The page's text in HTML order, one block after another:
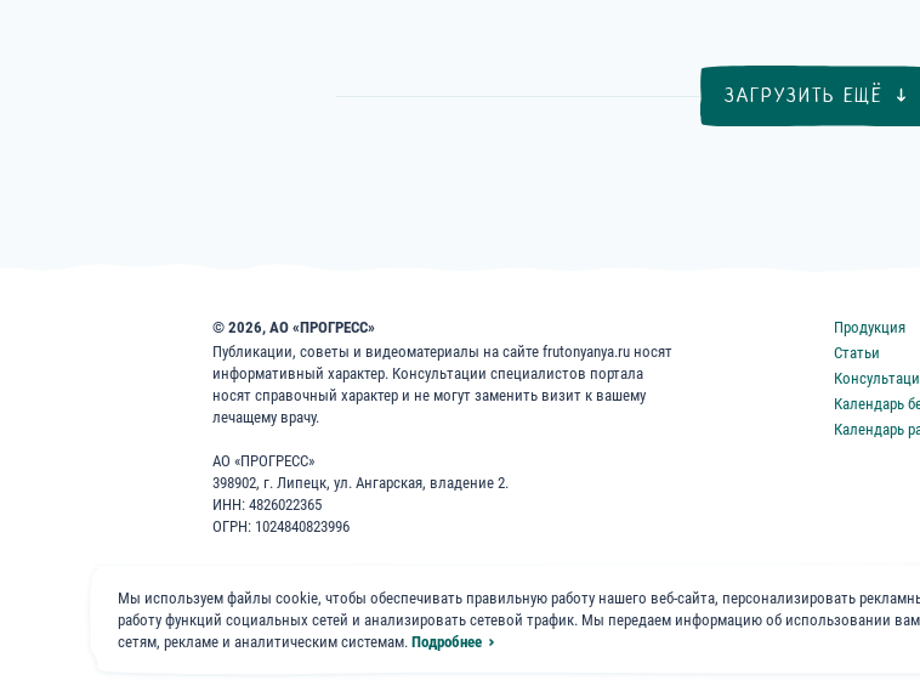
ЗАГРУЗИТЬ ЕЩЁ
© 2026, АО «ПРОГРЕСС»
Публикации, советы и видеоматериалы на сайте frutonyanya.ru носят
информативный характер. Консультации специалистов портала
носят справочный характер и не могут заменить визит к вашему
лечащему врачу.
АО «ПРОГРЕСС»
398902, г. Липецк, ул. Ангарская, владение 2.
ИНН: 4826022365
ОГРН: 1024840823996
Продукция
Статьи
Календарь
Календарь
8 800 200 1 400
Бесплатно для звонков по России
«ФрутоНяня»
Мы используем файлы cookie, чтобы обеспечивать правильную работу нашего веб-сайта, персонализировать
работу функций социальных сетей и анализировать сетевой трафик. Мы передаем информацию об использовании
сетям, рекламе и аналитическим системам. Подробнее